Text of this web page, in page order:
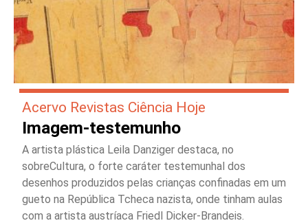
Acervo Revistas Ciência Hoje
Imagem-testemunho
A artista plástica Leila Danziger destaca, no
sobreCultura, o forte caráter testemunhal dos
desenhos produzidos pelas crianças confinadas em um
gueto na República Tcheca nazista, onde tinham aulas
com a artista austríaca Friedl Dicker-Brandeis.